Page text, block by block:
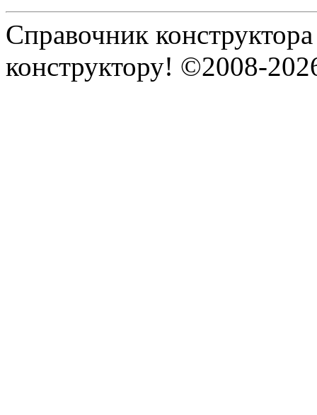
Справочник
конструктору! ©2008-